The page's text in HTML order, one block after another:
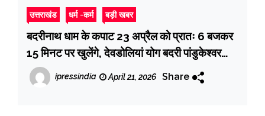
उत्तराखंड धर्म -कर्म बड़ी खबर
बदरीनाथ धाम के कपाट 23 अप्रैल को प्रातः 6 बजकर
15 मिनट पर खुलेंगे, देवडोलियां योग बदरी पांडुकेश्वर
पहुंचीं
ipressindia April 21, 2026 Share